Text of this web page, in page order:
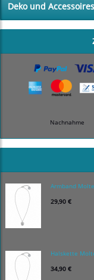
Deko und Accessoires
Nachnahme
Armband
29,90 €
Halskette
34,90 €